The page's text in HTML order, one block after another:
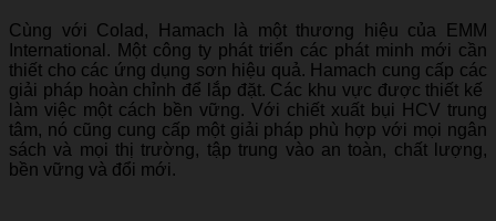
Cùng với Colad, Hamach là một thương hiệu của EMM
International. Một công ty phát triển các phát minh mới cần
thiết cho các ứng dụng sơn hiệu quả. Hamach cung cấp các
giải pháp hoàn chỉnh để lắp đặt. Các khu vực được thiết kế
làm việc một cách bền vững. Với chiết xuất bụi HCV trung
tâm, nó cũng cung cấp một giải pháp phù hợp với mọi ngân
sách và mọi thị trường, tập trung vào an toàn, chất lượng,
bền vững và đổi mới.